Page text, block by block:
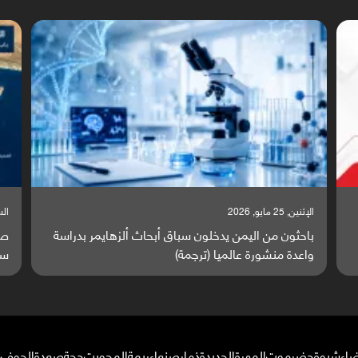
السبت, 23 مايو, 2026
صراع دولي يتصاعد قرب اليمن والبحر الأحمر يتحول إلى
ساحة مواجهة عالمية (ترجمة)